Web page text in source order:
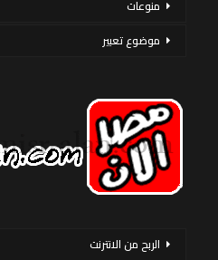
منوعات
موضوع تعبير
الربح من الانترنت